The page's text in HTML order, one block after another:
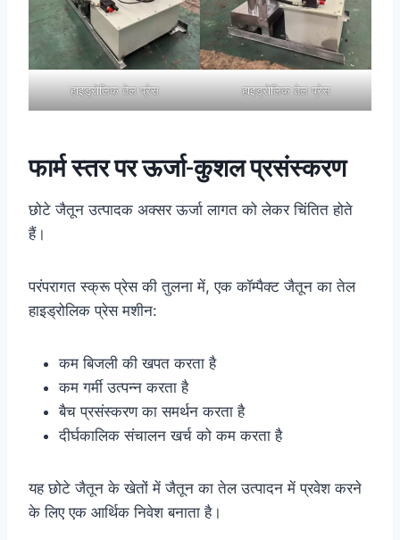
हाइड्रोलिक तेल प्रेस हाइड्रोलिक तेल प्रेस
फार्म स्तर पर ऊर्जा-कुशल प्रसंस्करण
छोटे जैतून उत्पादक अक्सर ऊर्जा लागत को लेकर चिंतित होते
हैं।
परंपरागत स्क्रू प्रेस की तुलना में, एक कॉम्पैक्ट जैतून का तेल
हाइड्रोलिक प्रेस मशीन:
कम बिजली की खपत करता है
कम गर्मी उत्पन्न करता है
बैच प्रसंस्करण का समर्थन करता है
दीर्घकालिक संचालन खर्च को कम करता है
यह छोटे जैतून के खेतों में जैतून का तेल उत्पादन में प्रवेश करने
के लिए एक आर्थिक निवेश बनाता है।